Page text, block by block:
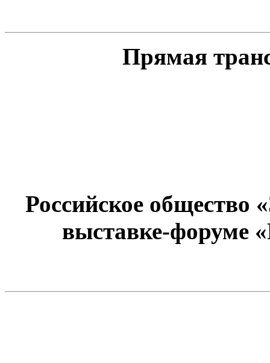
Прямая
Российское общество
выставке-форуме